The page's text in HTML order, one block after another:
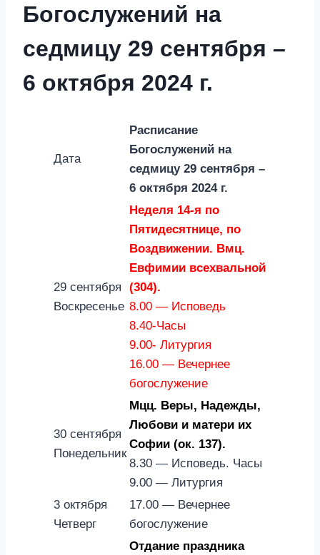
Богослужений на
седмицу 29 сентября –
6 октября 2024 г.
Дата
Расписание
Богослужений на
седмицу 29 сентября –
6 октября 2024 г.
29 сентября
Воскресенье
Неделя 14-я по
Пятидесятнице, по
Воздвижении. Вмц.
Евфимии всехвальной
(304).
8.00 — Исповедь
8.40-Часы
9.00- Литургия
16.00 — Вечернее
богослужение
30 сентября
Понедельник
Мцц. Веры, Надежды,
Любови и матери их
Софии (ок. 137).
8.30 — Исповедь. Часы
9.00 — Литургия
3 октября
Четверг
17.00 — Вечернее
богослужение
Отдание праздника